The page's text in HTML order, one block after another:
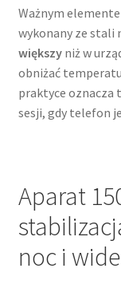
Ważnym
wykonany ze stali
większyniż w
obniżać
praktyce oznacza
sesji, gdy telefon
Aparat
noc i